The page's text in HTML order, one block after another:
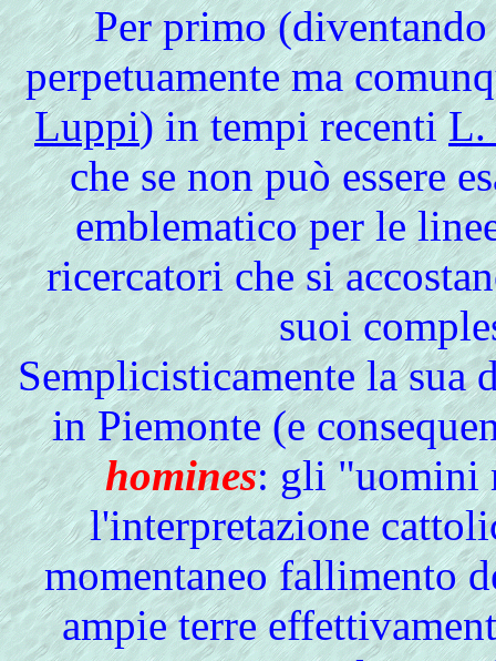
Perprimo (diventando
perpetuamente ma
Luppi) in tempi recentiL.
che se non può essere
emblematico per le
ricercatori che si
suoi
Semplicisticamente la sua
in Piemonte (e
homines: gli "uomini
l'interpretazione
momentaneo fallimento
ampie terre